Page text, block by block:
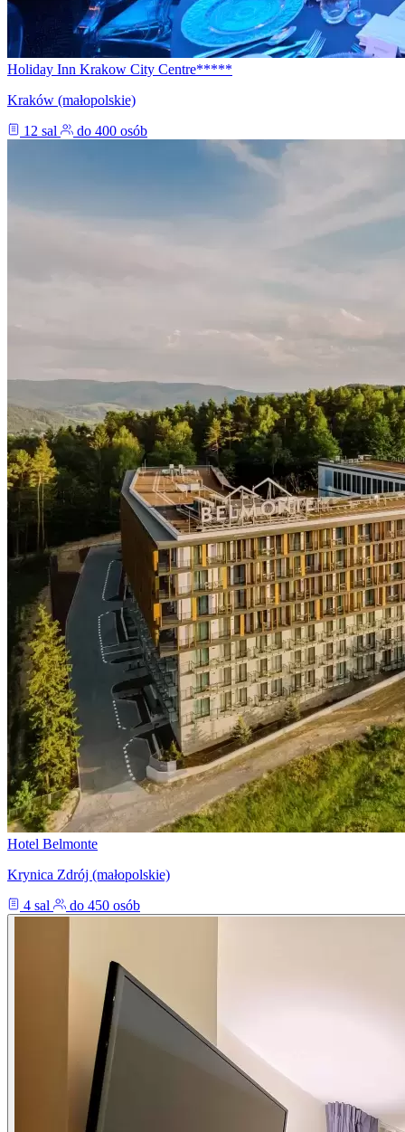
Holiday Inn Krakow City Centre*****
Kraków (małopolskie)
12 sal
do 400 osób
Hotel Belmonte
Krynica Zdrój (małopolskie)
4 sal
do 450 osób